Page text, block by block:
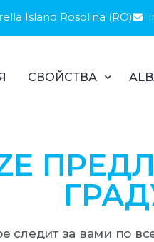
Island Rosolina (RO)
СВОЙСТВА
следит за вами по